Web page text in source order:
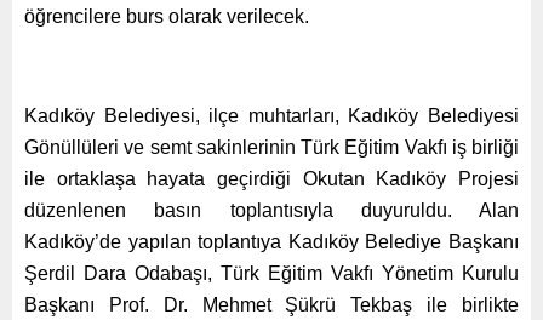
öğrencilere burs olarak verilecek.
Kadıköy Belediyesi, ilçe muhtarları, Kadıköy Belediyesi
Gönüllüleri ve semt sakinlerinin Türk Eğitim Vakfı iş birliği
ile ortaklaşa hayata geçirdiği Okutan Kadıköy Projesi
düzenlenen basın toplantısıyla duyuruldu. Alan
Kadıköy’de yapılan toplantıya Kadıköy Belediye Başkanı
Şerdil Dara Odabaşı, Türk Eğitim Vakfı Yönetim Kurulu
Başkanı Prof. Dr. Mehmet Şükrü Tekbaş ile birlikte